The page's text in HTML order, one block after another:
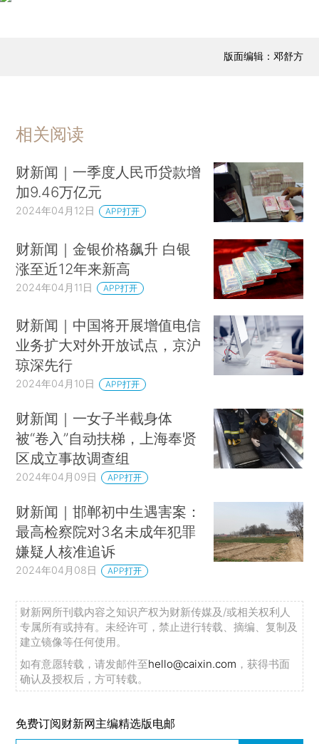
版面编辑：邓舒方
相关阅读
财新闻｜一季度人民币贷款增
加9.46万亿元
2024年04月12日 APP打开
财新闻｜金银价格飙升 白银
涨至近12年来新高
2024年04月11日 APP打开
财新闻｜中国将开展增值电信
业务扩大对外开放试点，京沪
琼深先行
2024年04月10日 APP打开
财新闻｜一女子半截身体
被“卷入”自动扶梯，上海奉贤
区成立事故调查组
2024年04月09日 APP打开
财新闻｜邯郸初中生遇害案：
最高检察院对3名未成年犯罪
嫌疑人核准追诉
2024年04月08日 APP打开
财新网所刊载内容之知识产权为财新传媒及/或相关权利人
专属所有或持有。未经许可，禁止进行转载、摘编、复制及
建立镜像等任何使用。
如有意愿转载，请发邮件至hello@caixin.com ，获得书面
确认及授权后，方可转载。
免费订阅财新网主编精选版电邮